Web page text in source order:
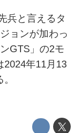
兵と言えるタ
ョンが加わっ
GTS」の2モ
2024年11月13